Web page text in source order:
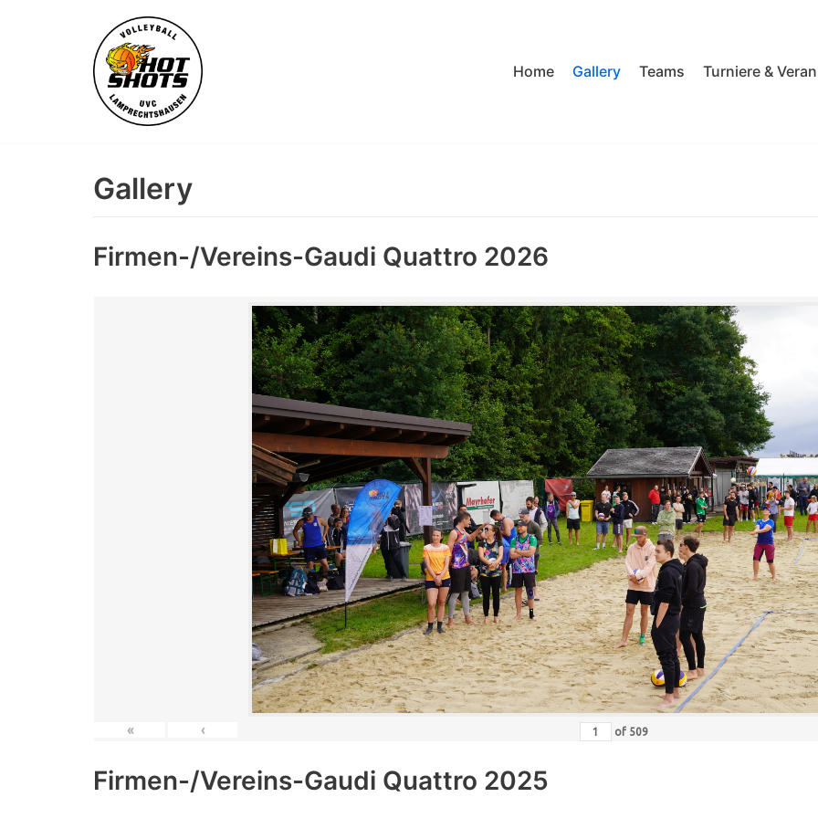
Home Gallery Teams Turniere &
Gallery
Firmen-/Vereins-Gaudi Quattro 2026
« ‹ of 509
Firmen-/Vereins-Gaudi Quattro 2025